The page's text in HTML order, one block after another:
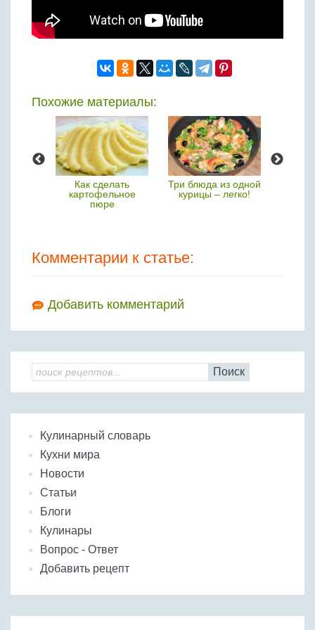
Яйца
Похожие материалы:
Как сделать
картофельное
пюре
Три блюда из одной
курицы – легко!
Комментарии к статье:
Добавить комментарий
Поиск
Кулинарный словарь
Кухни мира
Новости
Статьи
Блоги
Кулинары
Вопрос - Ответ
Добавить рецепт